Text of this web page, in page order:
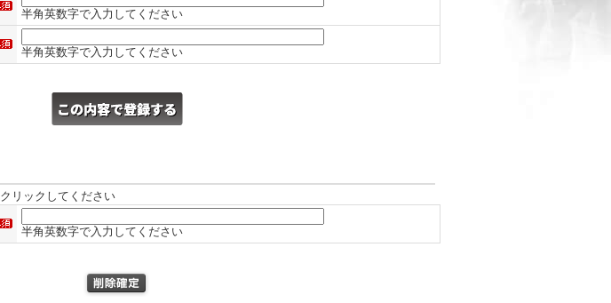
半角英数字で入力してください
半角英数字で入力してください
リックしてください
半角英数字で入力してください